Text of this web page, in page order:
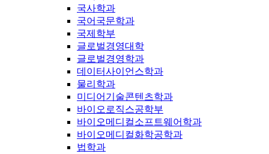
국사학과
국어국문학과
국제학부
글로벌경영대학
글로벌경영학과
데이터사이언스학과
물리학과
미디어기술콘텐츠학과
바이오로직스공학부
바이오메디컬소프트웨어학과
바이오메디컬화학공학과
법학과